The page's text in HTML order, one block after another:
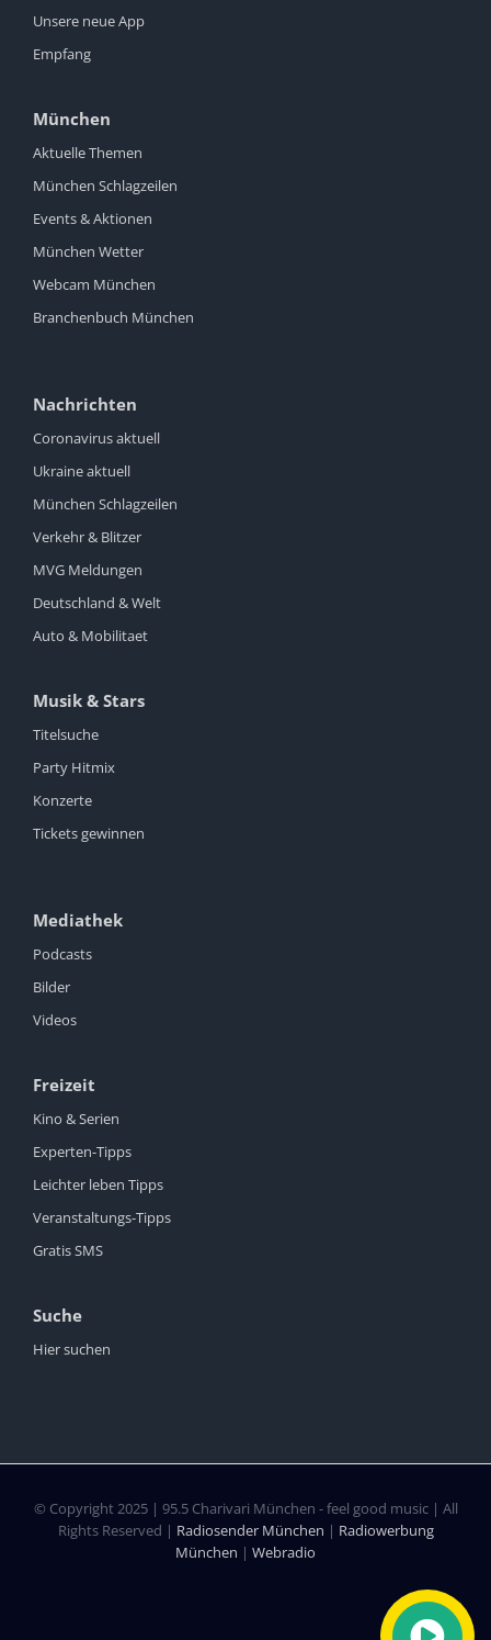
Unsere neue App
Empfang
München
Aktuelle Themen
München Schlagzeilen
Events & Aktionen
München Wetter
Webcam München
Branchenbuch München
Nachrichten
Coronavirus aktuell
Ukraine aktuell
München Schlagzeilen
Verkehr & Blitzer
MVG Meldungen
Deutschland & Welt
Auto & Mobilitaet
Musik & Stars
Titelsuche
Party Hitmix
Konzerte
Tickets gewinnen
Mediathek
Podcasts
Bilder
Videos
Freizeit
Kino & Serien
Experten-Tipps
Leichter leben Tipps
Veranstaltungs-Tipps
Gratis SMS
Suche
Hier suchen
© Copyright 2025 | 95.5 Charivari München - feel good music | All
Rights Reserved | Radiosender München | Radiowerbung
München | Webradio